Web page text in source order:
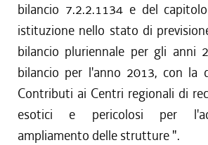
bilancio 7.2.2.1134 e del
istituzione nello stato di
bilancio pluriennale per gli anni
bilancio per l'anno 2013, con la
Contributi ai Centri regionali di
esotici e pericolosi per
ampliamento delle strutture ".